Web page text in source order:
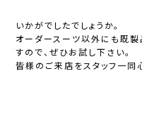
いかがでしたでしょうか。
オーダースーツ以外にも既
すので、ぜひお試し下さい。
皆様のご来店をスタッフ一同